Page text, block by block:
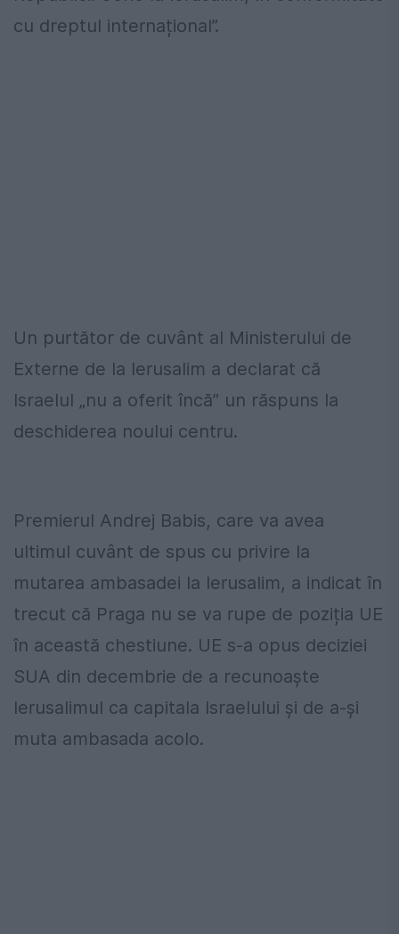
cu dreptul internațional”.
Un purtător de cuvânt al Ministerului de
Externe de la Ierusalim a declarat că
Israelul „nu a oferit încă” un răspuns la
deschiderea noului centru.
Premierul Andrej Babis, care va avea
ultimul cuvânt de spus cu privire la
mutarea ambasadei la Ierusalim, a indicat în
trecut că Praga nu se va rupe de poziția UE
în această chestiune. UE s-a opus deciziei
SUA din decembrie de a recunoaște
Ierusalimul ca capitala Israelului și de a-și
muta ambasada acolo.